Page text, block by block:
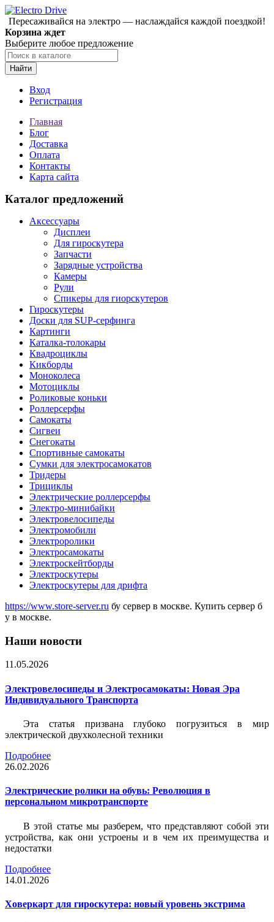
Пересаживайся на электро — наслаждайся каждой поездкой!
Корзина ждет
Выберите любое предложение
Найти
Вход
Регистрация
Главная
Блог
Доставка
Оплата
Контакты
Карта сайта
Каталог предложений
Аксессуары
Дисплеи
Для гироскутера
Запчасти
Зарядные устройства
Камеры
Рули
Спикеры для гиорскутеров
Гироскутеры
Доски для SUP-серфинга
Картинги
Каталка-толокары
Квадроциклы
Кикборды
Моноколеса
Мотоциклы
Роликовые коньки
Роллерсерфы
Самокаты
Сигвеи
Снегокаты
Спортивные самокаты
Сумки для электросамокатов
Тридеры
Трициклы
Электрические роллерсерфы
Электро-минибайки
Электровелосипеды
Электромобили
Электроролики
Электросамокаты
Электроскейтборды
Электроскутеры
Электроскутеры для дрифта
https://www.store-server.ru бу сервер в москве. Купить сервер б
у в москве.
Наши новости
11.05.2026
Электровелосипеды и Электросамокаты: Новая Эра
Индивидуального Транспорта
Эта статья призвана глубоко погрузиться в мир
электрической двухколесной техники
Подробнее
26.02.2026
Электрические ролики на обувь: Революция в
персональном микротранспорте
В этой статье мы разберем, что представляют собой эти
устройства, как они устроены и в чем их преимущества и
недостатки
Подробнее
14.01.2026
Ховеркарт для гироскутера: новый уровень экстрима